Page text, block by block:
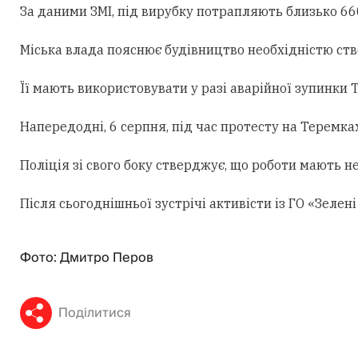
За даними ЗМІ, під вирубку потрапляють близько
Міська влада пояснює будівництво необхідністю
Її мають використовувати у разі аварійної
Напередодні, 6 серпня, під час протесту на
Поліція зі свого боку стверджує, що роботи мають
Після сьогоднішньої зустрічі активісти із ГО
Фото: Дмитро Перов
Поділитися